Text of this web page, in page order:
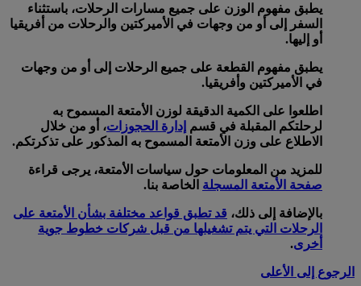
يطبق مفهوم الوزن على جميع مسارات الرحلات، باستثناء
السفر إلى أو من وجهات في الأميركتين والرحلات من أفريقيا
أو إليها.
يطبق مفهوم القطعة على جميع الرحلات إلى أو من وجهات
في الأميركتين وأفريقيا.
اطلعوا على الكمية الدقيقة لوزن الأمتعة المسموح به
لرحلتكم المقبلة في قسم إدارة الحجوزات، أو من خلال
الاطلاع على وزن الأمتعة المسموح به المذكور على تذكرتكم.
للمزيد من المعلومات حول سياسات الأمتعة، يرجى قراءة
صفحة الأمتعة المسجلة الخاصة بنا.
بالإضافة إلى ذلك، قد تطبق قواعد مختلفة بشأن الأمتعة على
الرحلات التي يتم تشغيلها من قبل شركات خطوط جوية
أخرى.
الرجوع إلى الأعلى